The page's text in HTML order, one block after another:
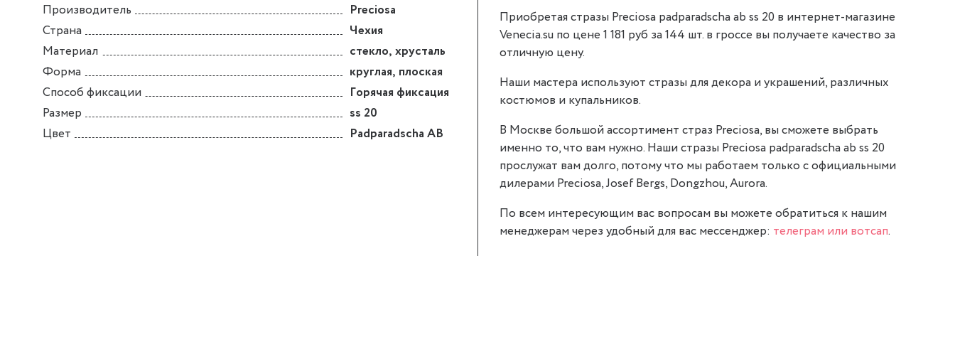
Производитель
Preciosa
Страна
Чехия
Материал
стекло, хрусталь
Форма
круглая, плоская
Способ фиксации
Горячая фиксация
Размер
ss 20
Цвет
Padparadscha AB
Приобретая стразы Preciosa padparadscha ab ss 20 в интернет-магазине
Venecia.su по цене 1 181 руб за 144 шт. в гроссе вы получаете качество за
отличную цену.
Наши мастера используют стразы для декора и украшений, различных
костюмов и купальников.
В Москве большой ассортимент страз Preciosa, вы сможете выбрать
именно то, что вам нужно. Наши стразы Preciosa padparadscha ab ss 20
прослужат вам долго, потому что мы работаем только с официальными
дилерами Preciosa, Josef Bergs, Dongzhou, Aurora.
По всем интересующим вас вопросам вы можете обратиться к нашим
менеджерам через удобный для вас мессенджер: телеграм или вотсап.